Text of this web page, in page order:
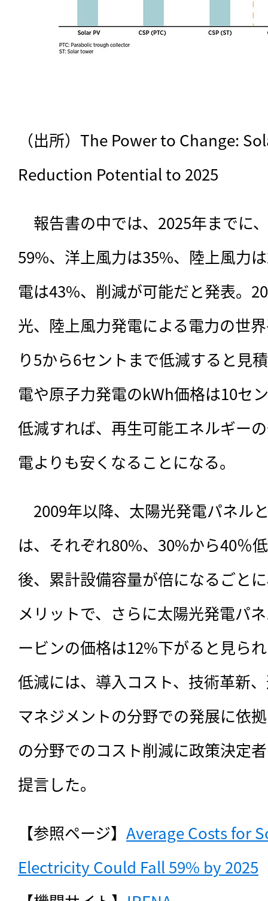
（出所）The Power to Change:
Reduction Potential to 2025
報告書の中では、2025年までに
59%、洋上風力は35%、陸上風力
電は43%、削減が可能だと発表。
光、陸上風力発電による電力の世
り5から6セントまで低減すると見
電や原子力発電のkWh価格は10セ
低減すれば、再生可能エネルギー
電よりも安くなることになる。
2009年以降、太陽光発電パネル
は、それぞれ80%、30%から40％
後、累計設備容量が倍になるごと
メリットで、さらに太陽光発電パ
ービンの価格は12%下がると見ら
低減には、導入コスト、技術革新
マネジメントの分野での発展に依
の分野でのコスト削減に政策決定
提言した。
【参照ページ】 Average Costs for
Electricity Could Fall 59% by 2025